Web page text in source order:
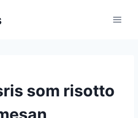
som risotto